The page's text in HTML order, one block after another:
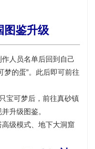
图鉴升级
人员名单后回到自己
梦的蛋”。此后即可前往
宝可梦后，前往真砂镇
升级图鉴。
级模式、地下大洞窟